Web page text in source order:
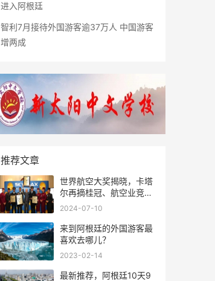
进入阿根廷
智利7月接待外国游客逾37万人 中国游客
增两成
推荐文章
世界航空大奖揭晓，卡塔
尔再摘桂冠、航空业竞争
风起云涌
2024-07-10
来到阿根廷的外国游客最
喜欢去哪儿？
2023-02-14
最新推荐，阿根廷10天9